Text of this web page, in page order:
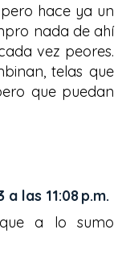
hace ya un
nada de ahí
vez peores.
telas que
que puedan
las 11:08 p.m.
a lo sumo